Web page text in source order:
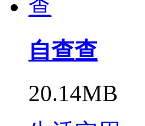
自查查
20.14MB